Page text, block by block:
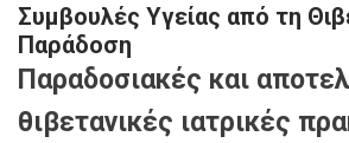
Συμβουλές Υγείας από τη
Παράδοση
Παραδοσιακές και
θιβετανικές ιατρικές